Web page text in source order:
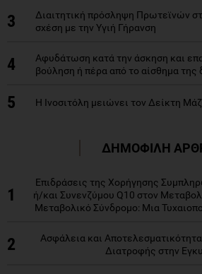
3
Διαιτητική πρόσληψη Πρωτεϊνών
σχέση με την Υγιή Γήρανση
4
Αφυδάτωση κατά την άσκηση και
βούληση ή πέρα από το αίσθημα της
5 Η Ινοσιτόλη μειώνει τον Δείκτη
ΔΗΜΟΦΙΛΗ
1
Επιδράσεις της Χορήγησης
ή/και Συνενζύμου Q10 στον
Μεταβολικό Σύνδρομο: Μια
2
Ασφάλεια και
Διατροφής στην